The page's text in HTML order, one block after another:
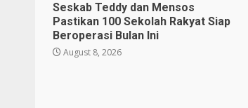
Seskab Teddy dan Mensos
Pastikan 100 Sekolah Rakyat Siap
Beroperasi Bulan Ini
August 8, 2026